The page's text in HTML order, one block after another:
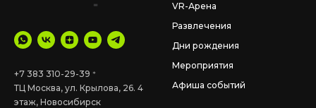
+7 383 310-29-39 *
ТЦ Москва, ул. Крылова, 26. 4
этаж, Новосибирск
VR-Арена
Развлечения
Дни рождения
Мероприятия
Афиша событий